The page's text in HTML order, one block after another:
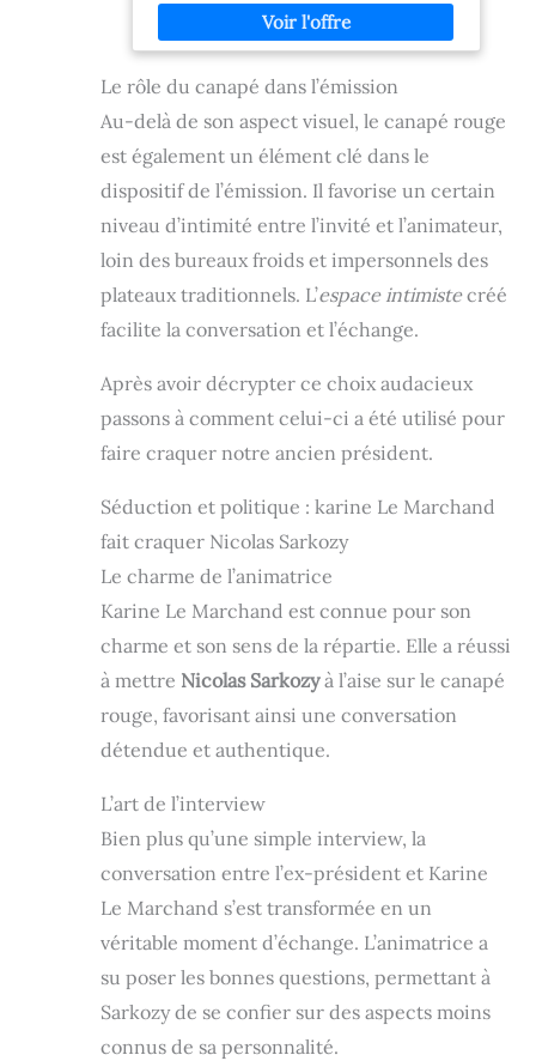
dossier rembourré pour un confort optimal
lors de vos moments de détente CANAPÉ 3
PLACES CONVIVIAL – Idéal pour accueillir
famille et amis dans un salon élégant et cosy
avec structure en bois pour une bonne
stabilité et durabilité
Le rôle du canapé dans l’émission
Au-delà de son aspect visuel, le canapé rouge
est également un élément clé dans le
dispositif de l’émission. Il favorise un certain
niveau d’intimité entre l’invité et l’animateur,
loin des bureaux froids et impersonnels des
plateaux traditionnels. L’espace intimistecréé
facilite la conversation et l’échange.
Après avoir décrypter ce choix audacieux
passons à comment celui-ci a été utilisé pour
faire craquer notre ancien président.
Séduction et politique : karine Le Marchand
fait craquer Nicolas Sarkozy
Le charme de l’animatrice
Karine Le Marchand est connue pour son
charme et son sens de la répartie. Elle a réussi
à mettre Nicolas Sarkozyà l’aise sur le canapé
rouge, favorisant ainsi une conversation
détendue et authentique.
L’art de l’interview
Bien plus qu’une simple interview, la
conversation entre l’ex-président et Karine
Le Marchand s’est transformée en un
véritable moment d’échange. L’animatrice a
su poser les bonnes questions, permettant à
Sarkozy de se confier sur des aspects moins
connus de sa personnalité.